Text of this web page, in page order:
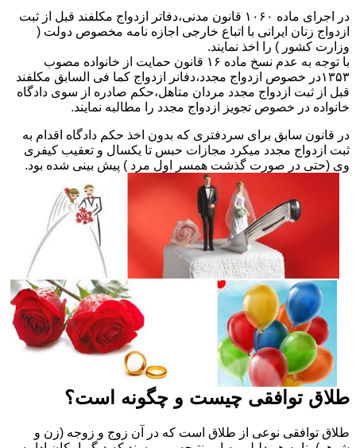
در اجرای ماده ۱۰۶۰ قانون مدنی،دفاتر ازدواج مکلفند قبل از ثبت
ازدواج زنان ایرانی با اتباع خارجی اجازه نامه مخصوص دولت (
وزارت کشور ) را اخذ نمایند.
با توجه به عدم نسخ ماده ۱۶ قانون حمایت از خانواده مصوب
۱۳۵۳در خصوص ازدواج مجدد،دفانر ازدواج کما فی السابق مکلفند
قبل از ثبت ازدواج مجدد مردان متاهل،حکم صادره از سوی دادگاه
خانواده در خصوص تجویز ازدواج مجدد را مطالبه نمایند.
در قانون سابق برای سردفتری که بدون اخذ حکم دادگاه اقدام به
ثبت ازدواج مجدد میکرد مجازات حبس تا یکسال و تعقیب کیفری
وی (حتی در صورت گذشت همسر اول مرد ) پیش بینی شده بود.
طلاق توافقی چیست و چگونه است؟
طلاق توافقی نوعی از طلاق است که در آن زوج و زوجه (زن و